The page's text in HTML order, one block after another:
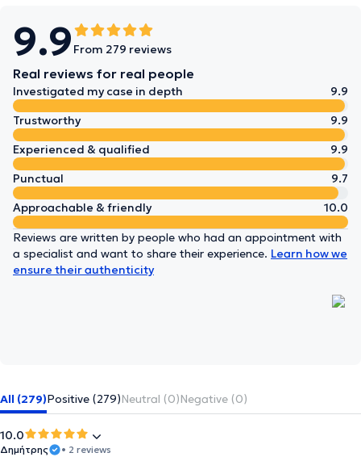
9.9 From 279 reviews
Real reviews for real people
Investigated my case in depth
9.9
Trustworthy
9.9
Experienced & qualified
9.9
Punctual
9.7
Approachable & friendly
10.0
Reviews are written by people who had an appointment with
a specialist and want to share their experience. Learn how we
ensure their authenticity
All (279)Positive (279)Neutral (0)Negative (0)
10.0
Δημήτρης • 2 reviews